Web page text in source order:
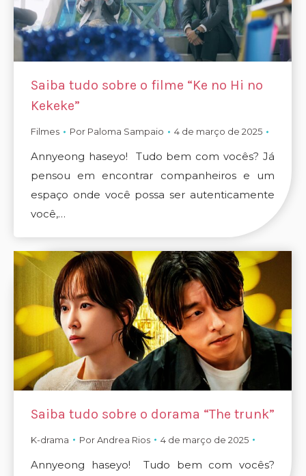
Saiba tudo sobre o filme “Ke no Hi no
Kekeke”
Filmes Por Paloma Sampaio 4 de março de 2025
Annyeong haseyo! Tudo bem com vocês? Já
pensou em encontrar companheiros e um
espaço onde você possa ser autenticamente
você,…
Saiba tudo sobre o dorama “The trunk”
K-drama PorAndrea Rios 4 de março de 2025
Annyeong haseyo! Tudo bem com vocês?